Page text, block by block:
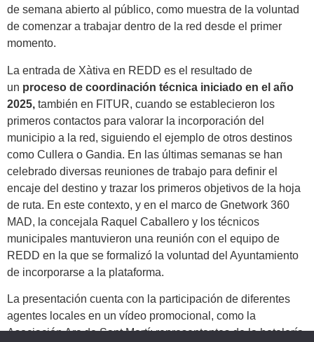
de semana abierto al público, como muestra de la voluntad
de comenzar a trabajar dentro de la red desde el primer
momento.
La entrada de Xàtiva en REDD es el resultado de
un proceso de coordinación técnica iniciado en el año
2025, también en FITUR, cuando se establecieron los
primeros contactos para valorar la incorporación del
municipio a la red, siguiendo el ejemplo de otros destinos
como Cullera o Gandia. En las últimas semanas se han
celebrado diversas reuniones de trabajo para definir el
encaje del destino y trazar los primeros objetivos de la hoja
de ruta. En este contexto, y en el marco de Gnetwork 360
MAD, la concejala Raquel Caballero y los técnicos
municipales mantuvieron una reunión con el equipo de
REDD en la que se formalizó la voluntad del Ayuntamiento
de incorporarse a la plataforma.
La presentación cuenta con la participación de diferentes
agentes locales en un vídeo promocional, como la
Asociación Arc de Sant Martí; representantes de la hotelería